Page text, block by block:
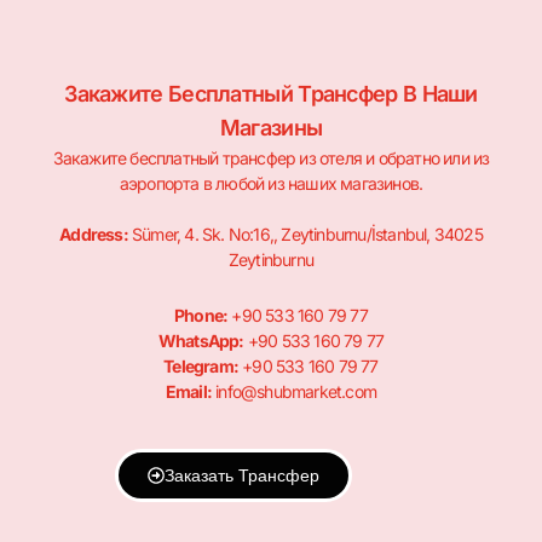
Закажите Бесплатный Трансфер В Наши
Магазины
Закажите бесплатный трансфер из отеля и обратно или из
аэропорта в любой из наших магазинов.
Address:Sümer, 4. Sk. No:16,, Zeytinburnu/İstanbul, 34025
Zeytinburnu
Phone: +90 533 160 79 77
WhatsApp: +90 533 160 79 77
Telegram: +90 533 160 79 77
Email: info@shubmarket.com
Заказать Трансфер